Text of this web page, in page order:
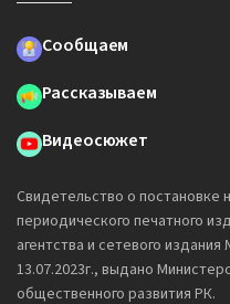
Сообщаем
Рассказываем
Видеосюжет
Свидетельство о постановке
периодического печатного
агентства и сетевого
13.07.2023г., выдано
общественного развития РК.